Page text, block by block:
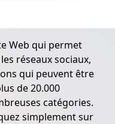
Web qui permet
réseaux sociaux,
qui peuvent être
de 20.000
catégories.
simplement sur